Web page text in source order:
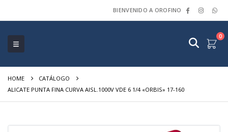
BIENVENIDO A OROFINO
0
HOME
CATÁLOGO
ALICATE PUNTA FINA CURVA AISL.1000V VDE 6 1/4 «ORBIS» 17-160